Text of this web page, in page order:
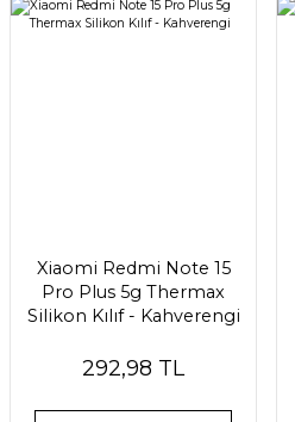
Xiaomi Redmi Note 15
Pro Plus 5g Thermax
Silikon Kılıf - Kahverengi
292,98 TL